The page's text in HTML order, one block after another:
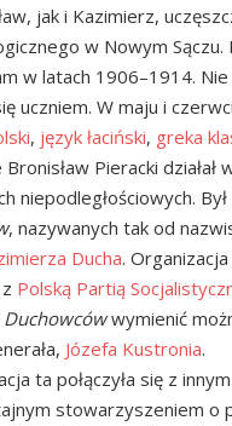
jak i Kazimierz,
w Nowym Sączu.
w latach 1906–1914. Nie
uczniem. W maju i
, język łaciński, greka
Pieracki działał
niepodległościowych. Był
, nazywanych tak od
Ducha.
Polską Partią
Duchowców wymienić
Józefa Kustronia.
ta połączyła się z innym
stowarzyszeniem o